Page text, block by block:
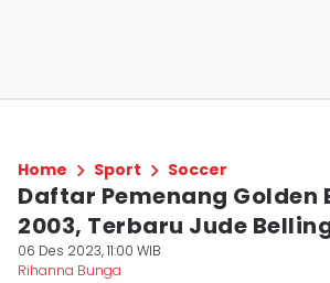
Home Sport Soccer
Daftar Pemenang Golden
2003, Terbaru Jude
06 Des 2023, 11:00 WIB
Rihanna Bunga